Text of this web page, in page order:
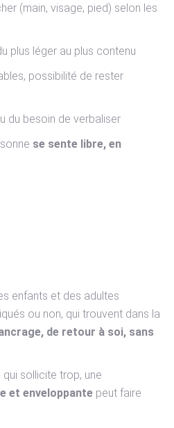
(main, visage, pied) selon les
plus léger au plus contenu
possibilité de rester
du besoin de verbaliser
se sente libre, en
enfants et des adultes
ou non, qui trouvent dans la
de retour à soi, sans
sollicite trop, une
et enveloppante peut faire